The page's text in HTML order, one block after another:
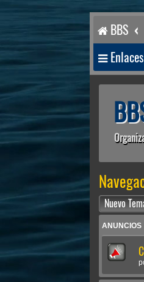
BBS
Nuevo
ANUNCIOS